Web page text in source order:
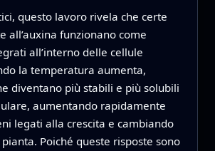
questo lavoro rivela che certe
all’auxina funzionano come
all’interno delle cellule
la temperatura aumenta,
diventano più stabili e più solubili
aumentando rapidamente
legati alla crescita e cambiando
Poiché queste risposte sono